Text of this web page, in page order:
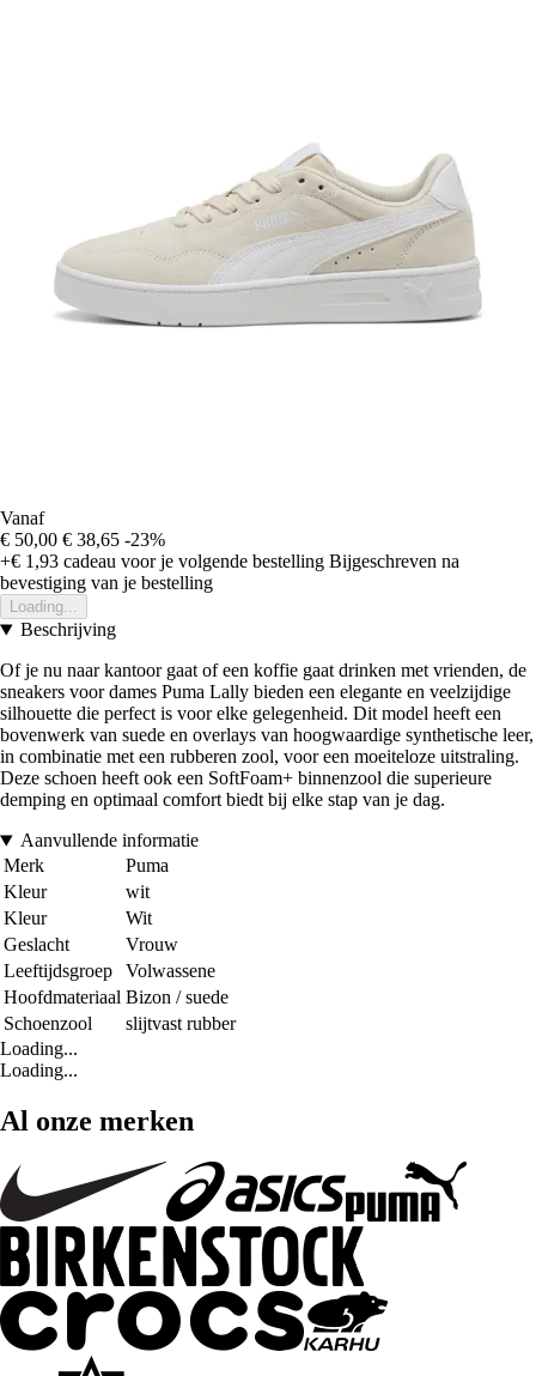
Vanaf
€ 50,00 € 38,65 -23%
+€ 1,93 cadeau voor je volgende bestelling Bijgeschreven na
bevestiging van je bestelling
Loading...
Beschrijving
Of je nu naar kantoor gaat of een koffie gaat drinken met vrienden, de
sneakers voor dames Puma Lally bieden een elegante en veelzijdige
silhouette die perfect is voor elke gelegenheid. Dit model heeft een
bovenwerk van suede en overlays van hoogwaardige synthetische leer,
in combinatie met een rubberen zool, voor een moeiteloze uitstraling.
Deze schoen heeft ook een SoftFoam+ binnenzool die superieure
demping en optimaal comfort biedt bij elke stap van je dag.
Aanvullende informatie
Merk
Puma
Kleur
wit
Kleur
Wit
Geslacht
Vrouw
Leeftijdsgroep
Volwassene
Hoofdmateriaal Bizon / suede
Schoenzool
slijtvast rubber
Loading...
Loading...
Al onze merken